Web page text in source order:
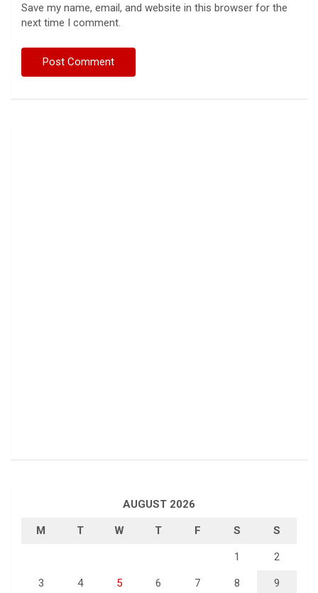
Save my name, email, and website in this browser for the
next time I comment.
AUGUST 2026
M T W T F S S
1 2
3 4 5 6 7 8 9